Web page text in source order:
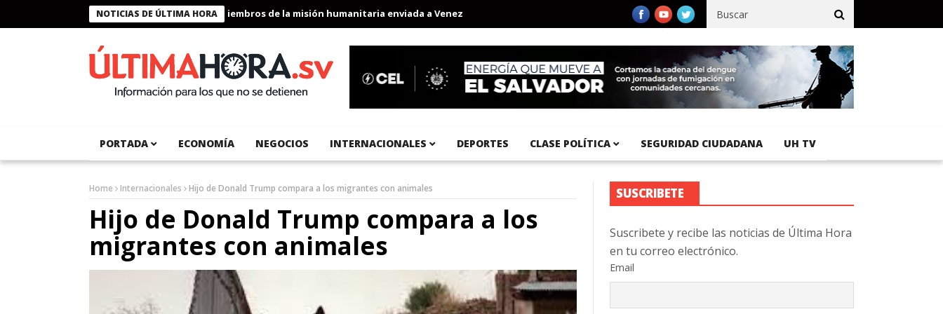
NOTICIAS DE ÚLTIMA HORA
Presidente Bukele condecora a miembros de la misión humanitaria enviada a Venezuela Aeropuerto Internacional del Pacífico registra 92 % de avance en obras de terracería
PORTADA ECONOMÍA NEGOCIOS INTERNACIONALES DEPORTES CLASE POLÍTICA SEGURIDAD CIUDADANA UH TV
Home Internacionales Hijo de Donald Trump compara a los migrantes con animales
Hijo de Donald Trump compara a los
migrantes con animales
SUSCRIBETE
Suscribete y recibe las noticias de Última Hora
en tu correo electrónico.
Email